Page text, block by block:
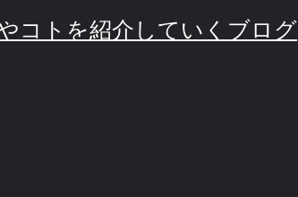
コトを紹介していくブログ